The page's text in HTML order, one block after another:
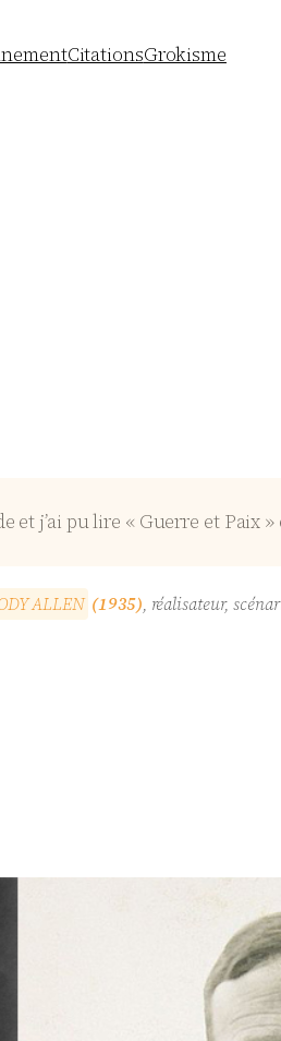
CitationsGrokisme
et j’ai pu lire « Guerre et Paix
DYALLEN (1935), réalisateur,